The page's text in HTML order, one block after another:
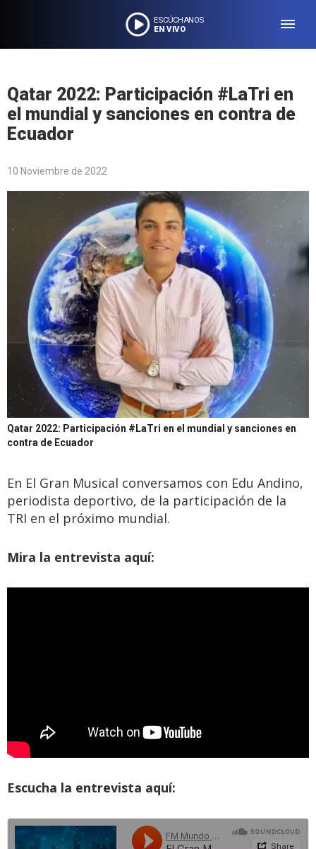
ESCÚCHANOS
EN VIVO
Qatar 2022: Participación #LaTri en
el mundial y sanciones en contra de
Ecuador
10 Noviembre de 2022
Qatar 2022: Participación #LaTri en el mundial y sanciones en
contra de Ecuador
En El Gran Musical conversamos con Edu Andino,
periodista deportivo, de la participación de la
TRI en el próximo mundial.
Mira la entrevista aquí:
Escucha la entrevista aquí: